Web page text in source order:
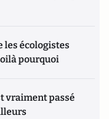
les écologistes
pourquoi
vraiment passé